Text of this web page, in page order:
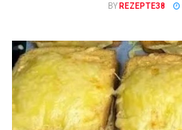
BY REZEPTE38